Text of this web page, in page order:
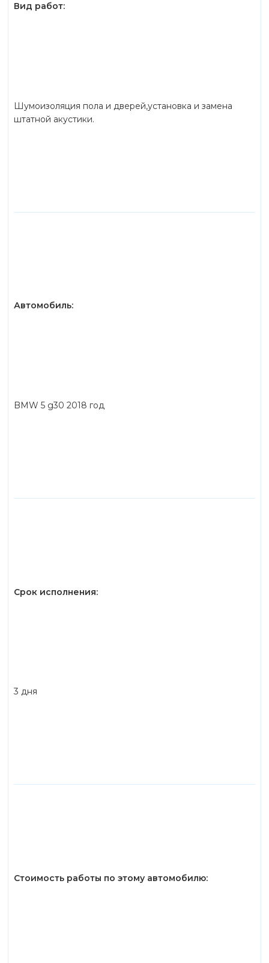
Вид работ:
Шумоизоляция пола и дверей,установка и замена
штатной акустики.
Автомобиль:
BMW 5 g30 2018 год
Срок исполнения:
3 дня
Стоимость работы по этому автомобилю: